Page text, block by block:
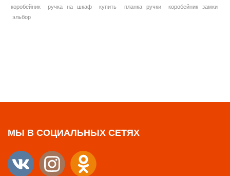
коробейник
ручка на шкаф купить планка ручки
коробейник замки
эльбор
МЫ В СОЦИАЛЬНЫХ СЕТЯХ